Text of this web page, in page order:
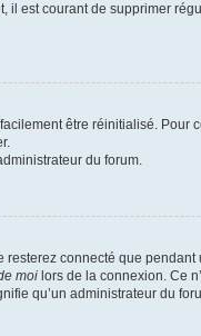
il est courant de supprimer
être réinitialisé.
du forum.
resterez connecté que
moi lors de la connexion. Ce
qu’un administrateur du